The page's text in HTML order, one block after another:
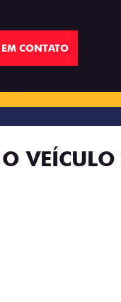
EM CONTATO
VEÍCULO